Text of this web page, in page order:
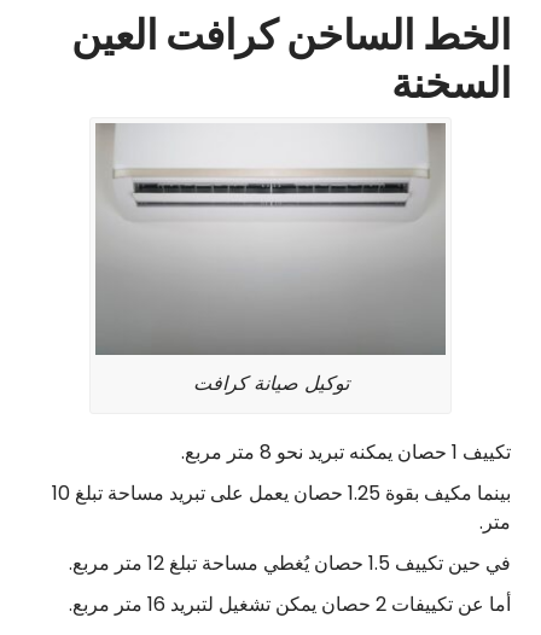
الخط الساخن كرافت العين
السخنة
توكيل صيانة كرافت
تكييف 1 حصان يمكنه تبريد نحو 8 متر مربع.
بينما مكيف بقوة 1.25 حصان يعمل على تبريد مساحة تبلغ 10
متر.
في حين تكييف 1.5 حصان يُغطي مساحة تبلغ 12 متر مربع.
أما عن تكييفات 2 حصان يمكن تشغيل لتبريد 16 متر مربع.